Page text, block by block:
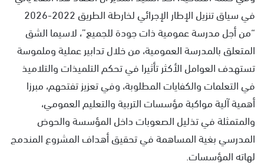
في سياق تنزيل الإطار الإجرائي لخارطة الطريق 2022-2026
“من أجل مدرسة عمومية ذات جودة للجميع”، لاسيما الشق
المتعلق بالمدرسة العمومية، من خلال تدابير عملية وملموسة
تستهدف العوامل الأكثر تأثيرا في تحكم التلميذات والتلاميذ
في التعلمات والكفايات المطلوبة، وفي تعزيز تفتحهم، مبرزا
أهمية آلية مواكبة مؤسسات التربية والتعليم العمومي،
والمتمثلة في تذليل الصعوبات داخل المؤسسة والحوض
المدرسي بغية المساهمة في تحقيق أهداف المشروع المندمج
لهاته المؤسسات.